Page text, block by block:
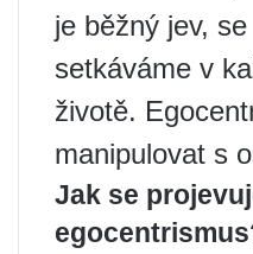
je běžný jev,
setkáváme v
životě.
manipulovat s
Jak se